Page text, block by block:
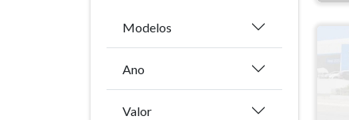
Modelos
Ano
Valor